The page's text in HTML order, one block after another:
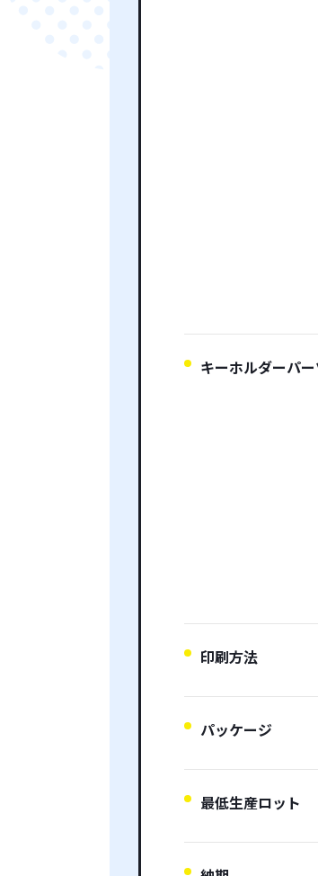
キーホルダーパ
印刷方法
パッケージ
最低生産ロット